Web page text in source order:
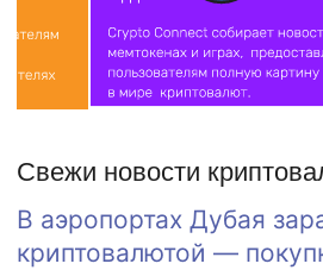
Свежи новости
В аэропортах Дубая
криптовалютой —